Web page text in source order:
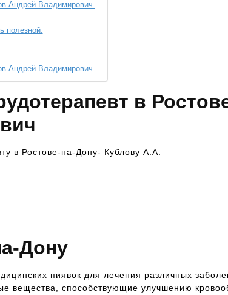
Андрей Владимирович
полезной:
Андрей Владимирович
в
в Ростове-на-Дону- Кублову А.А.
Дону
пиявок для лечения различных
вещества, способствующие улучшению